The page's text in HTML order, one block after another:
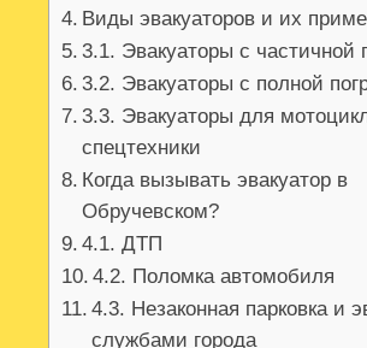
Виды эвакуаторов и их
3.1. Эвакуаторы с частичной
3.2. Эвакуаторы с полной
3.3. Эвакуаторы для
спецтехники
Когда вызывать эвакуатор в
Обручевском?
4.1. ДТП
4.2. Поломка автомобиля
4.3. Незаконная парковка и
службами города